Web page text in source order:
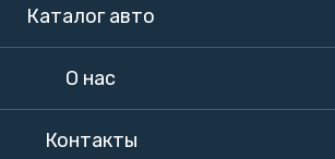
Каталог авто
О нас
Контакты